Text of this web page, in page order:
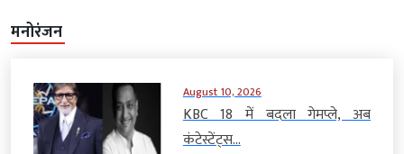
मनोरंजन
August 10, 2026
KBC 18 में बदला गेमप्ले, अब
कंटेस्टेंट्स...